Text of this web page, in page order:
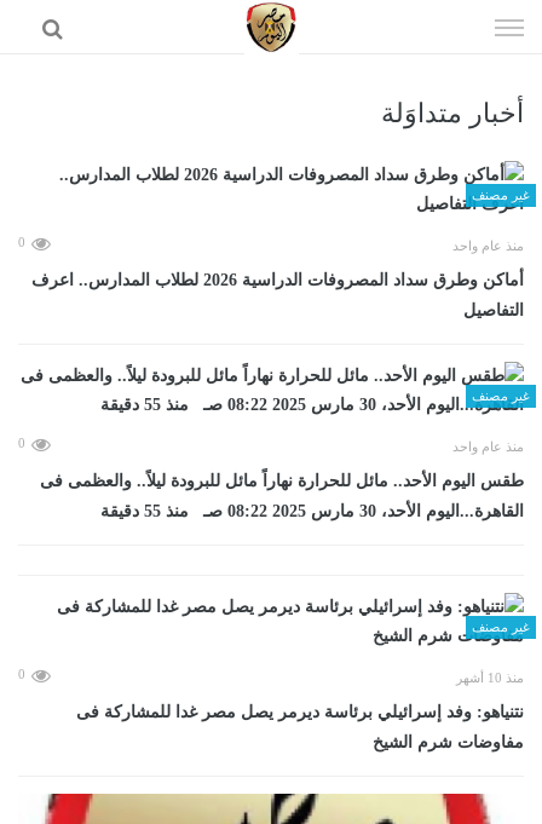
الى
أخبار متداوَلة
غير مصنف
منذ عام واحد 0
أماكن وطرق سداد المصروفات الدراسية 2026 لطلاب المدارس.. اعرف
التفاصيل
غير مصنف
منذ عام واحد 0
طقس اليوم الأحد.. مائل للحرارة نهاراً مائل للبرودة ليلاً.. والعظمى فى
القاهرة...اليوم الأحد، 30 مارس 2025 08:22 صـ منذ 55 دقيقة
غير مصنف
منذ 10 أشهر 0
نتنياهو: وفد إسرائيلي برئاسة ديرمر يصل مصر غدا للمشاركة فى
مفاوضات شرم الشيخ